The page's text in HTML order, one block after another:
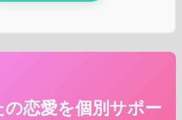
の恋愛を個別サポー